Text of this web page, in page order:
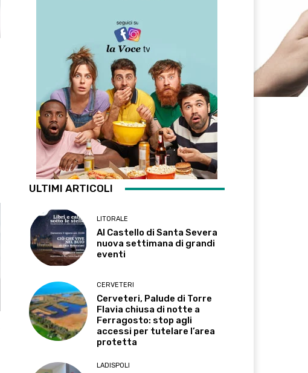
ULTIMI ARTICOLI
LITORALE
Al Castello di Santa Severa
nuova settimana di grandi
eventi
CERVETERI
Cerveteri, Palude di Torre
Flavia chiusa di notte a
Ferragosto: stop agli
accessi per tutelare l’area
protetta
LADISPOLI